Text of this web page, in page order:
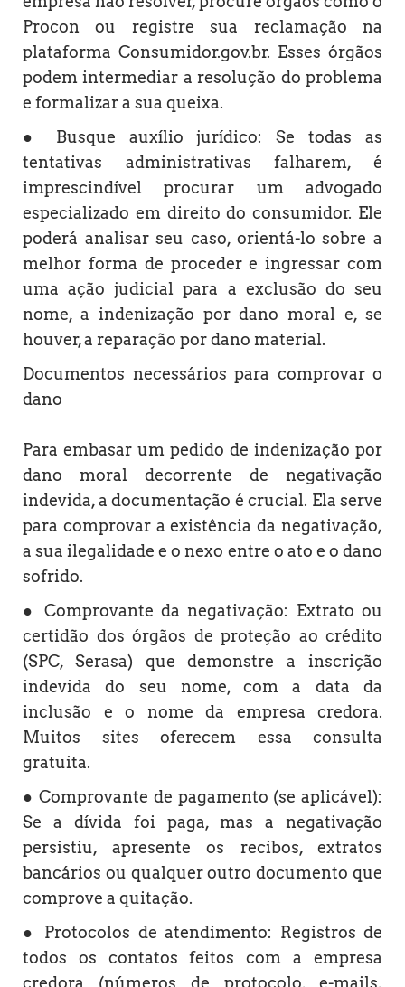
Procon ou registre sua reclamação na
plataforma Consumidor.gov.br. Esses órgãos
podem intermediar a resolução do problema
e formalizar a sua queixa.
● Busque auxílio jurídico: Se todas as
tentativas administrativas falharem, é
imprescindível procurar um advogado
especializado em direito do consumidor. Ele
poderá analisar seu caso, orientá-lo sobre a
melhor forma de proceder e ingressar com
uma ação judicial para a exclusão do seu
nome, a indenização por dano moral e, se
houver, a reparação por dano material.
Documentos necessários para comprovar o
dano
Para embasar um pedido de indenização por
dano moral decorrente de negativação
indevida, a documentação é crucial. Ela serve
para comprovar a existência da negativação,
a sua ilegalidade e o nexo entre o ato e o dano
sofrido.
● Comprovante da negativação: Extrato ou
certidão dos órgãos de proteção ao crédito
(SPC, Serasa) que demonstre a inscrição
indevida do seu nome, com a data da
inclusão e o nome da empresa credora.
Muitos sites oferecem essa consulta
gratuita.
● Comprovante de pagamento (se aplicável):
Se a dívida foi paga, mas a negativação
persistiu, apresente os recibos, extratos
bancários ou qualquer outro documento que
comprove a quitação.
● Protocolos de atendimento: Registros de
todos os contatos feitos com a empresa
credora (números de protocolo, e-mails,